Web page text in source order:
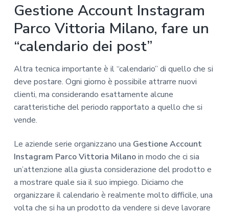
Gestione Account Instagram
Parco Vittoria Milano, fare un
“calendario dei post”
Altra tecnica importante è il “calendario” di quello che si
deve postare. Ogni giorno è possibile attrarre nuovi
clienti, ma considerando esattamente alcune
caratteristiche del periodo rapportato a quello che si
vende.
Le aziende serie organizzano una Gestione Account
Instagram Parco Vittoria Milanoin modo che ci sia
un’attenzione alla giusta considerazione del prodotto e
a mostrare quale sia il suo impiego. Diciamo che
organizzare il calendario è realmente molto difficile, una
volta che si ha un prodotto da vendere si deve lavorare